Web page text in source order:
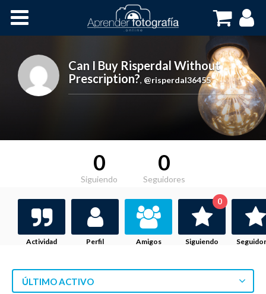
Cursos OnLine
Can I Buy Risperdal Without
Prescription?, @risperdal36455
0
Siguiendo
0
Seguidores
Actividad Perfil Amigos Siguiendo
0
ÚLTIMO ACTIVO